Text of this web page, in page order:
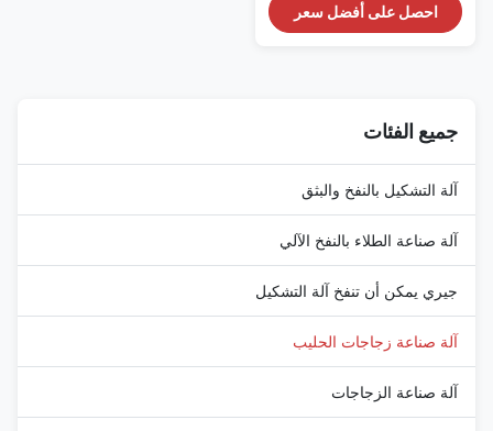
equipment designed
specifically for the efficient and
the demanding needs of
modern dairy and ...
احصل على أفضل سعر
جميع الفئات
آلة التشكيل بالنفخ والبثق
آلة صناعة الطلاء بالنفخ الآلي
جيري يمكن أن تنفخ آلة التشكيل
آلة صناعة زجاجات الحليب
آلة صناعة الزجاجات